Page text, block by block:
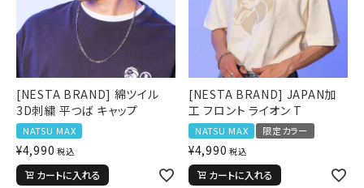
[NESTA BRAND] 綿ツイル
3D刺繍 平つば キャップ
NATSU MAX
¥4,990 税込
カートに入れる
[NESTA BRAND] JAPAN加
工 フロント ライオン T
NATSU MAX 限定カラー
¥4,990 税込
カートに入れる